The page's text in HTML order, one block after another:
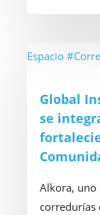
Global
(MODDO)
integra
Grupo
Espacio
Global
se
Alkora, uno
corredurías